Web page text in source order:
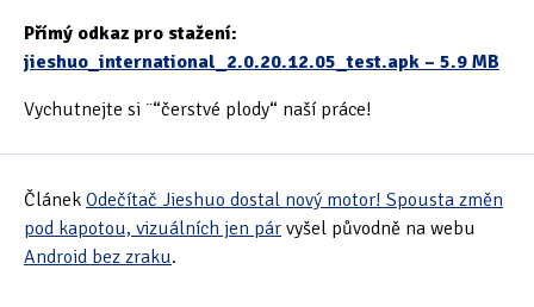
Přímý odkaz pro stažení:
jieshuo_international_2.0.20.12.05_test.apk – 5.9 MB
Vychutnejte si ¨“čerstvé plody“ naší práce!
Článek Odečítač Jieshuo dostal nový motor! Spousta změn
pod kapotou, vizuálních jen pár vyšel původně na webu
Android bez zraku.